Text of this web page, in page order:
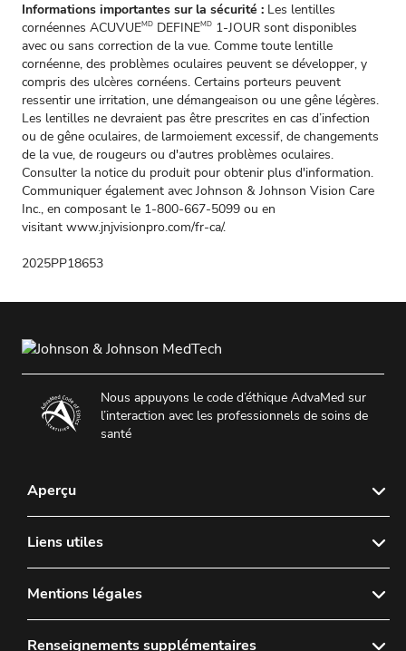
Informations importantes sur la sécurité : Les lentilles
cornéennes ACUVUEMD DEFINEMD 1-JOUR sont disponibles
avec ou sans correction de la vue. Comme toute lentille
cornéenne, des problèmes oculaires peuvent se développer, y
compris des ulcères cornéens. Certains porteurs peuvent
ressentir une irritation, une démangeaison ou une gêne légères.
Les lentilles ne devraient pas être prescrites en cas d’infection
ou de gêne oculaires, de larmoiement excessif, de changements
de la vue, de rougeurs ou d'autres problèmes oculaires.
Consulter la notice du produit pour obtenir plus d'information.
Communiquer également avec Johnson & Johnson Vision Care
Inc., en composant le 1-800-667-5099 ou en
visitant www.jnjvisionpro.com/fr-ca/.
2025PP18653
Nous appuyons le code d’éthique AdvaMed sur
l’interaction avec les professionnels de soins de
santé
Aperçu
À propos de nous
Actualités et médias
Politique de retour de lentilles cornéennes
Liens utiles
Contactez-nous
Connexion du représentant
Mentions légales
Confidentialité
Renseignements supplémentaires